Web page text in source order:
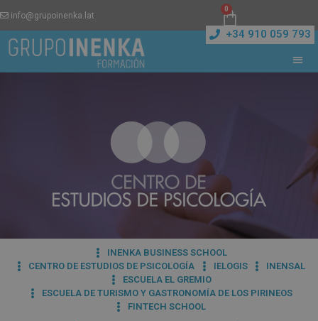
info@grupoinenka.lat
0
+34 910 059 793
INENKA BUSINESS SCHOOL
CENTRO DE ESTUDIOS DE PSICOLOGÍA
IELOGIS
INENSAL
ESCUELA EL GREMIO
ESCUELA DE TURISMO Y GASTRONOMÍA DE LOS PIRINEOS
FINTECH SCHOOL